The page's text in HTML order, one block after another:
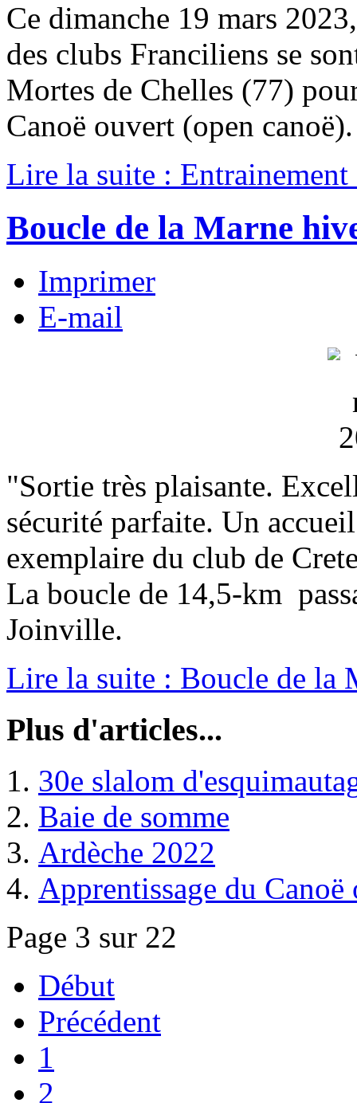
Ce dimanche 19 mars
des clubs Franciliens se
Mortes de Chelles (77)
Canoë ouvert (open canoë).
Lire la suite : Entrainement
Boucle de la Marne
Imprimer
E-mail
"Sortie très plaisante.
sécurité parfaite. Un
exemplaire du club de
La boucle de 14,5-km
Joinville.
Lire la suite : Boucle de la
Plus d'articles...
30e slalom
Baie de somme
Ardèche 2022
Apprentissage du
Page 3 sur 22
Début
Précédent
1
2